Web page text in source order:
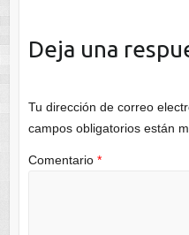
Deja una
Tu dirección de correo
campos obligatorios están
Comentario *